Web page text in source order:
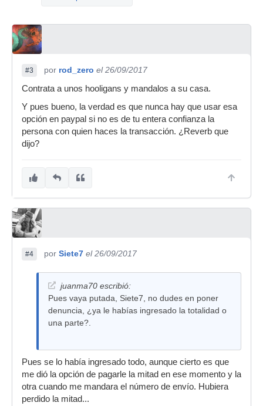
#3 por rod_zero el 26/09/2017
Contrata a unos hooligans y mandalos a su casa.
Y pues bueno, la verdad es que nunca hay que usar esa
opción en paypal si no es de tu entera confianza la
persona con quien haces la transacción. ¿Reverb que
dijo?
#4 por Siete7 el 26/09/2017
juanma70 escribió:
Pues vaya putada, Siete7, no dudes en poner
denuncia, ¿ya le habías ingresado la totalidad o
una parte?.
Pues se lo había ingresado todo, aunque cierto es que
me dió la opción de pagarle la mitad en ese momento y la
otra cuando me mandara el número de envío. Hubiera
perdido la mitad...